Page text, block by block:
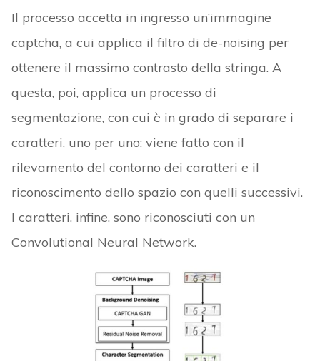
Il processo accetta in ingresso un’immagine
captcha, a cui applica il filtro di de-noising per
ottenere il massimo contrasto della stringa. A
questa, poi, applica un processo di
segmentazione, con cui è in grado di separare i
caratteri, uno per uno: viene fatto con il
rilevamento del contorno dei caratteri e il
riconoscimento dello spazio con quelli successivi.
I caratteri, infine, sono riconosciuti con un
Convolutional Neural Network.